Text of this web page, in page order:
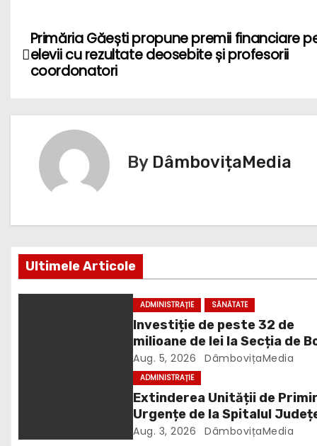
N
a
î
Primăria Găești propune premii financiare
elevii cu rezultate deosebite și profesorii
coordonatori
By DâmbovițaMedia
Ultimele Articole
ADMINISTRAȚIE SĂNĂTATE
Investiție de peste 32 de
milioane de lei la Secția de
Infecțioase din Târgoviște
Aug. 5, 2026 DâmbovițaMedia
ADMINISTRAȚIE
Extinderea Unității de
Urgențe de la Spitalul
Târgoviște este aproape
Aug. 3, 2026 DâmbovițaMedia